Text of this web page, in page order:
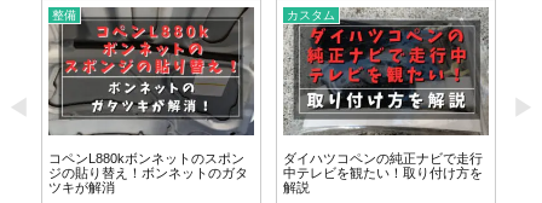
整備
コペンL880kボンネットのスポン
ジの貼り替え！ボンネットのガタ
ツキが解消
カスタム
ダイハツコペンの純正ナビで走行
中テレビを観たい！取り付け方を
解説